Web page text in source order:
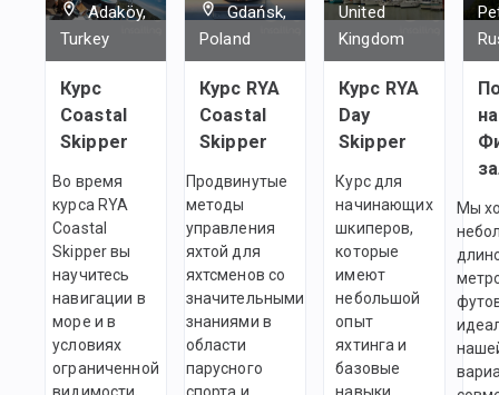
Adaköy,
Turkey
Курс
Coastal
Skipper
Во время
курса RYA
Coastal
Skipper вы
научитесь
навигации в
море и в
условиях
ограниченной
Gdańsk,
Poland
Курс RYA
Coastal
Skipper
Продвинутые
методы
управления
яхтой для
яхтсменов со
значительными
знаниями в
области
парусного
United
Kingdom
Курс RYA
Day
Skipper
Курс для
начинающих
шкиперов,
которые
имеют
небольшой
опыт
яхтинга и
базовые
Мы